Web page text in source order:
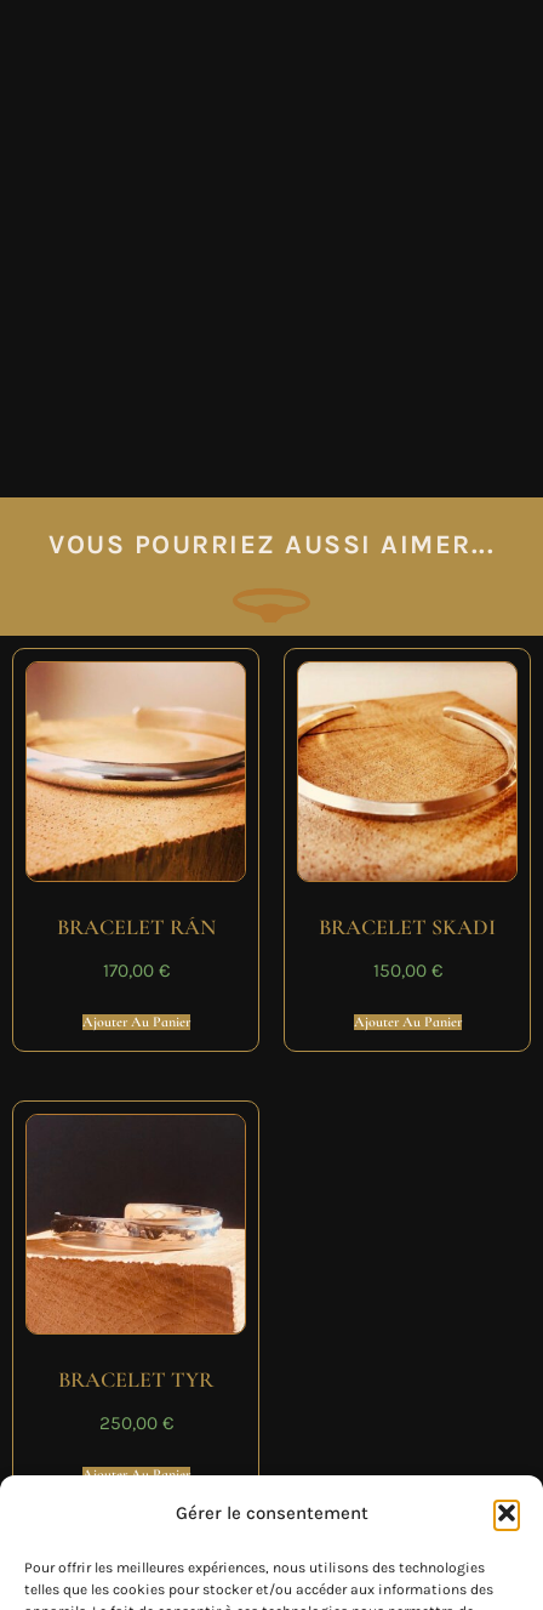
Gérer le consentement
Pour offrir les meilleures expériences, nous utilisons des technologies
telles que les cookies pour stocker et/ou accéder aux informations des
VOUS POURRIEZ AUSSI AIMER...
BRACELET RÁN
170,00 €
Ajouter Au Panier
BRACELET SKADI
150,00 €
Ajouter Au Panier
BRACELET TYR
250,00 €
Ajouter Au Panier